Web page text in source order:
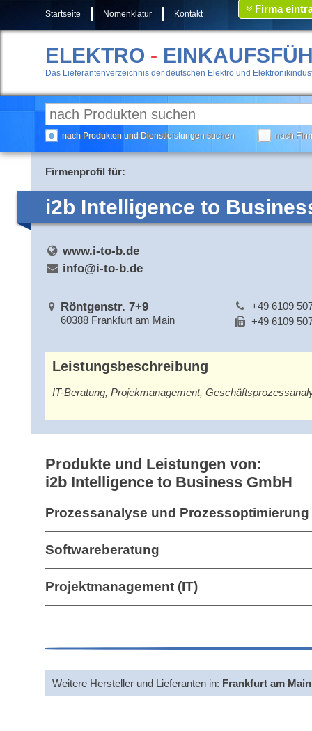
Startseite Nomenklatur Kontakt Firma
ELEKTRO -
Das Lieferantenverzeichnis der deutschen Elektro und
nach Produkten und Dienstleistungen suchen nach
Firmenprofil für:
i2b Intelligence to
www.i-to-b.de
info@i-to-b.de
Röntgenstr. 7+9
60388 Frankfurt am Main
+49 6109
+49 6109
Leistungsbeschreibung
IT-Beratung, Projekmanagement,
Produkte und Leistungen von:
i2b Intelligence to Business GmbH
Prozessanalyse und Prozessoptimierung
Softwareberatung
Projektmanagement (IT)
Weitere Hersteller und Lieferanten in: Frankfurt am Main